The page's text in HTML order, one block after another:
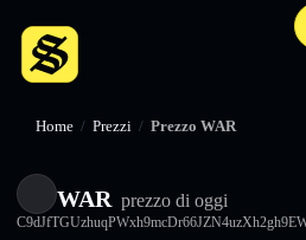
Home / Prezzi / Prezzo WAR
WAR prezzo di oggi